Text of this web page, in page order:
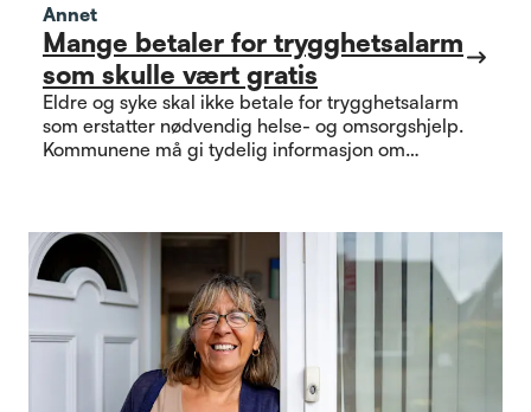
Annet
Mange betaler for trygghetsalarm
som skulle vært gratis
Eldre og syke skal ikke betale for trygghetsalarm
som erstatter nødvendig helse- og omsorgshjelp.
Kommunene må gi tydelig informasjon om